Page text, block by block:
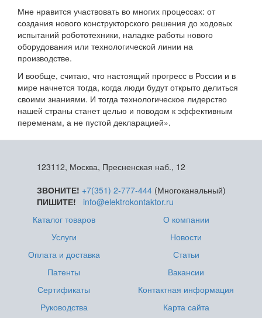
Мне нравится участвовать во многих процессах: от
создания нового конструкторского решения до ходовых
испытаний робототехники, наладке работы нового
оборудования или технологической линии на
производстве.
И вообще, считаю, что настоящий прогресс в России и в
мире начнется тогда, когда люди будут открыто делиться
своими знаниями. И тогда технологическое лидерство
нашей страны станет целью и поводом к эффективным
переменам, а не пустой декларацией».
123112, Москва, Пресненская наб., 12
ЗВОНИТЕ! +7(351) 2-777-444(Многоканальный)
ПИШИТЕ!
info@elektrokontaktor.ru
Каталог товаров
Услуги
Оплата и доставка
Патенты
Сертификаты
Руководства
О компании
Новости
Статьи
Вакансии
Контактная информация
Карта сайта